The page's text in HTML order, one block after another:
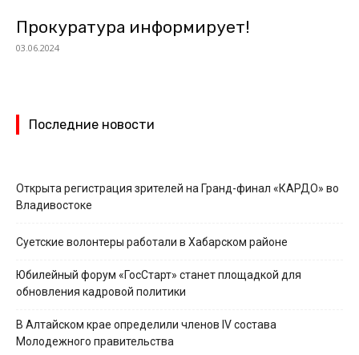
Прокуратура информирует!
03.06.2024
Последние новости
Открыта регистрация зрителей на Гранд-финал «КАРДО» во
Владивостоке
Суетские волонтеры работали в Хабарском районе
Юбилейный форум «ГосСтарт» станет площадкой для
обновления кадровой политики
В Алтайском крае определили членов IV состава
Молодежного правительства